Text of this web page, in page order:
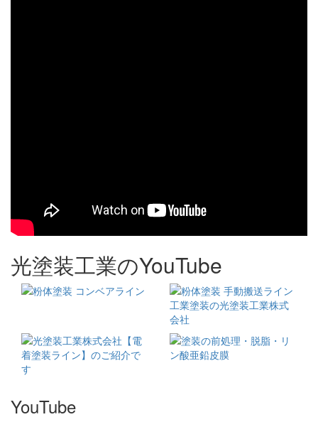
光塗装工業のYouTube
YouTube